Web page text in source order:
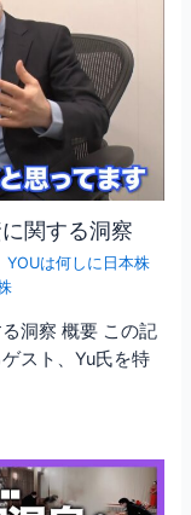
関する洞察
YOUは何しに日本株
洞察 概要 この記
スト、Yu氏を特